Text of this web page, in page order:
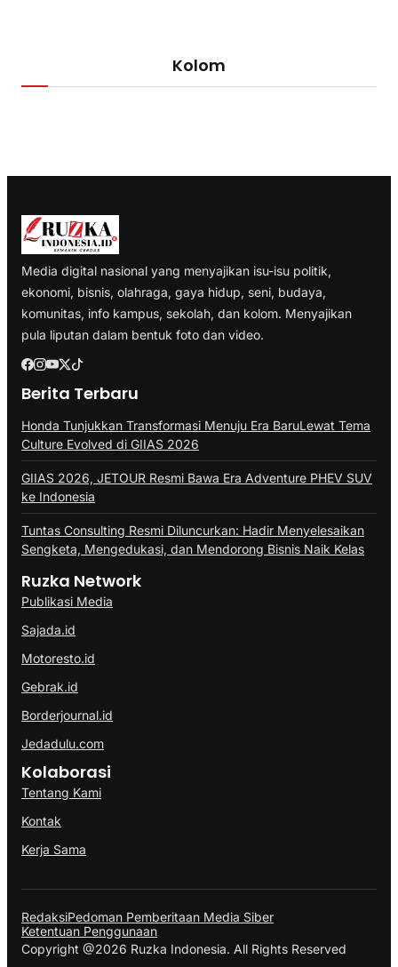
Kolom
Media digital nasional yang menyajikan isu-isu politik,
ekonomi, bisnis, olahraga, gaya hidup, seni, budaya,
komunitas, info kampus, sekolah, dan kolom. Menyajikan
pula liputan dalam bentuk foto dan video.
Berita Terbaru
Honda Tunjukkan Transformasi Menuju Era BaruLewat Tema
Culture Evolved di GIIAS 2026
GIIAS 2026, JETOUR Resmi Bawa Era Adventure PHEV SUV
ke Indonesia
Tuntas Consulting Resmi Diluncurkan: Hadir Menyelesaikan
Sengketa, Mengedukasi, dan Mendorong Bisnis Naik Kelas
Ruzka Network
Publikasi Media
Sajada.id
Motoresto.id
Gebrak.id
Borderjournal.id
Jedadulu.com
Kolaborasi
Tentang Kami
Kontak
Kerja Sama
RedaksiPedoman Pemberitaan Media Siber
Ketentuan Penggunaan
Copyright @2026 Ruzka Indonesia. All Rights Reserved